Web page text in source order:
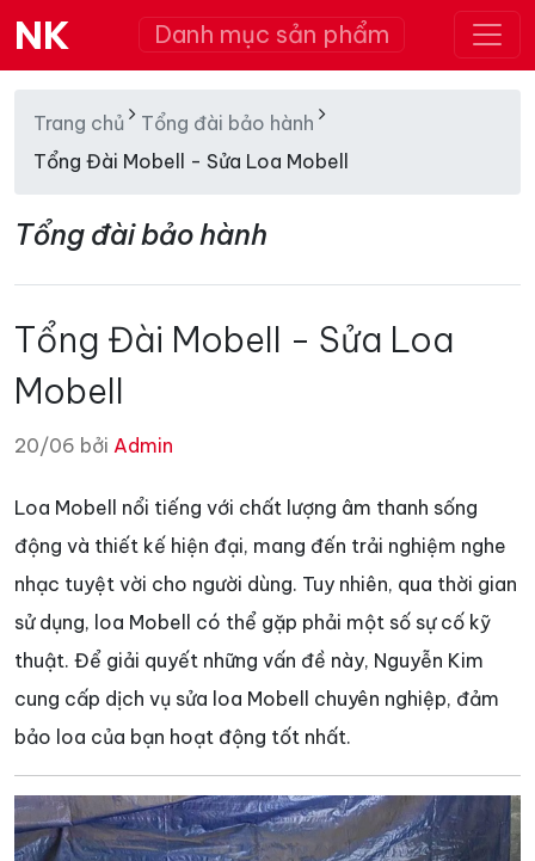
NK Danh mục sản phẩm
Trang chủ
Tổng đài bảo hành
Tổng Đài Mobell - Sửa Loa Mobell
Tổng đài bảo hành
Tổng Đài Mobell - Sửa Loa
Mobell
20/06 bởi Admin
Loa Mobell nổi tiếng với chất lượng âm thanh sống
động và thiết kế hiện đại, mang đến trải nghiệm nghe
nhạc tuyệt vời cho người dùng. Tuy nhiên, qua thời gian
sử dụng, loa Mobell có thể gặp phải một số sự cố kỹ
thuật. Để giải quyết những vấn đề này, Nguyễn Kim
cung cấp dịch vụ sửa loa Mobell chuyên nghiệp, đảm
bảo loa của bạn hoạt động tốt nhất.